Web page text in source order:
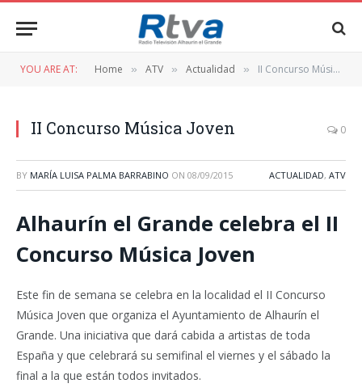
YOU ARE AT: Home » ATV » Actualidad » II Concurso Música Joven
II Concurso Música Joven 0
BY MARÍA LUISA PALMA BARRABINO ON 08/09/2015 ACTUALIDAD, ATV
Alhaurín el Grande celebra el II
Concurso Música Joven
Este fin de semana se celebra en la localidad el II Concurso
Música Joven que organiza el Ayuntamiento de Alhaurín el
Grande. Una iniciativa que dará cabida a artistas de toda
España y que celebrará su semifinal el viernes y el sábado la
final a la que están todos invitados.